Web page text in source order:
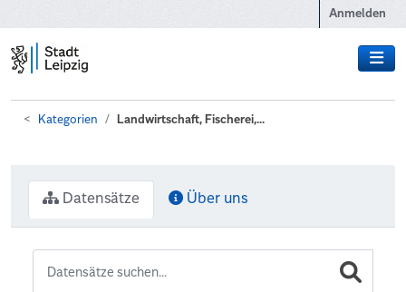
Anmelden
Kategorien Landwirtschaft, Fischerei,...
Datensätze Über uns